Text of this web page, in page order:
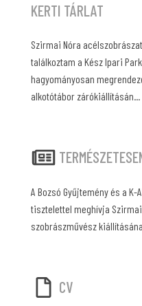
KERTI TÁRLAT
Szirmai Nóra
találkoztam a Kész Ipari
hagyományosan
alkotótábor zárókiállításán...
A Bozsó Gyűjtemény és a K-
tisztelettel meghívja
szobrászművész
CV